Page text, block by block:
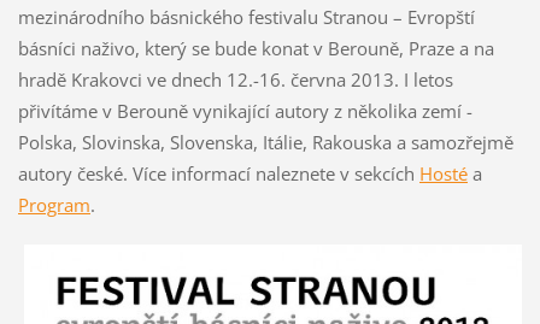
mezinárodního básnického festivalu Stranou – Evropští
básníci naživo, který se bude konat v Berouně, Praze a na
hradě Krakovci ve dnech 12.-16. června 2013. I letos
přivítáme v Berouně vynikající autory z několika zemí -
Polska, Slovinska, Slovenska, Itálie, Rakouska a samozřejmě
autory české. Více informací naleznete v sekcích Hostéa
Program.